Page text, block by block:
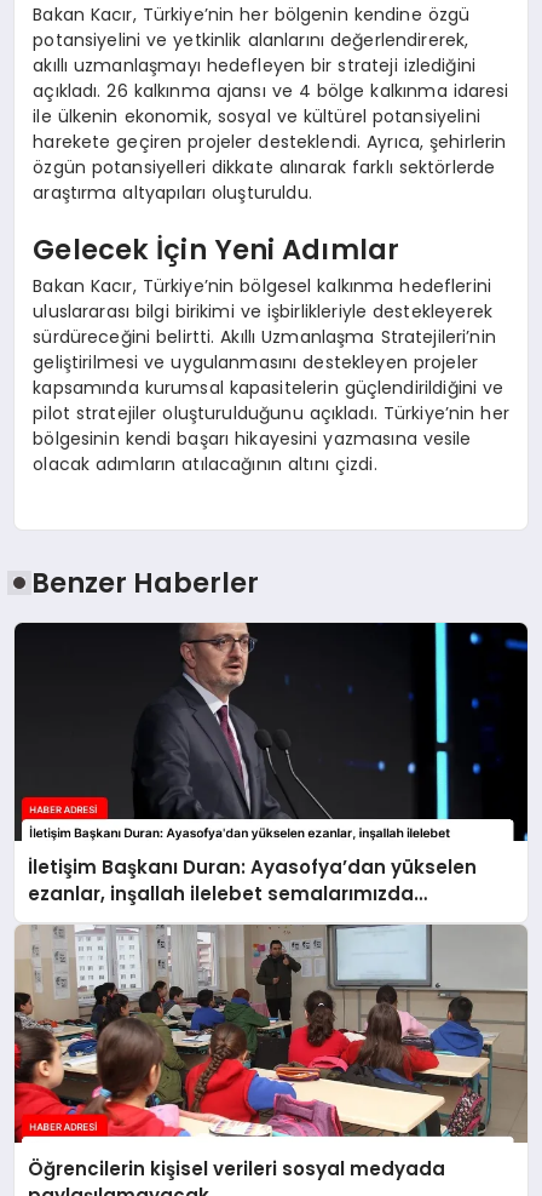
Bakan Kacır, Türkiye’nin her bölgenin kendine özgü
potansiyelini ve yetkinlik alanlarını değerlendirerek,
akıllı uzmanlaşmayı hedefleyen bir strateji izlediğini
açıkladı. 26 kalkınma ajansı ve 4 bölge kalkınma idaresi
ile ülkenin ekonomik, sosyal ve kültürel potansiyelini
harekete geçiren projeler desteklendi. Ayrıca, şehirlerin
özgün potansiyelleri dikkate alınarak farklı sektörlerde
araştırma altyapıları oluşturuldu.
Gelecek İçin Yeni Adımlar
Bakan Kacır, Türkiye’nin bölgesel kalkınma hedeflerini
uluslararası bilgi birikimi ve işbirlikleriyle destekleyerek
sürdüreceğini belirtti. Akıllı Uzmanlaşma Stratejileri’nin
geliştirilmesi ve uygulanmasını destekleyen projeler
kapsamında kurumsal kapasitelerin güçlendirildiğini ve
pilot stratejiler oluşturulduğunu açıkladı. Türkiye’nin her
bölgesinin kendi başarı hikayesini yazmasına vesile
olacak adımların atılacağının altını çizdi.
Benzer Haberler
İletişim Başkanı Duran: Ayasofya’dan yükselen
ezanlar, inşallah ilelebet semalarımızda
yankılanmaya devam edecektir
Öğrencilerin kişisel verileri sosyal medyada